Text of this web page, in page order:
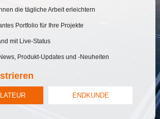
die tägliche Arbeit erleichtern
Portfolio für Ihre Projekte
mit Live-Status
Produkt-Updates und -Neuheiten
ENDKUNDE